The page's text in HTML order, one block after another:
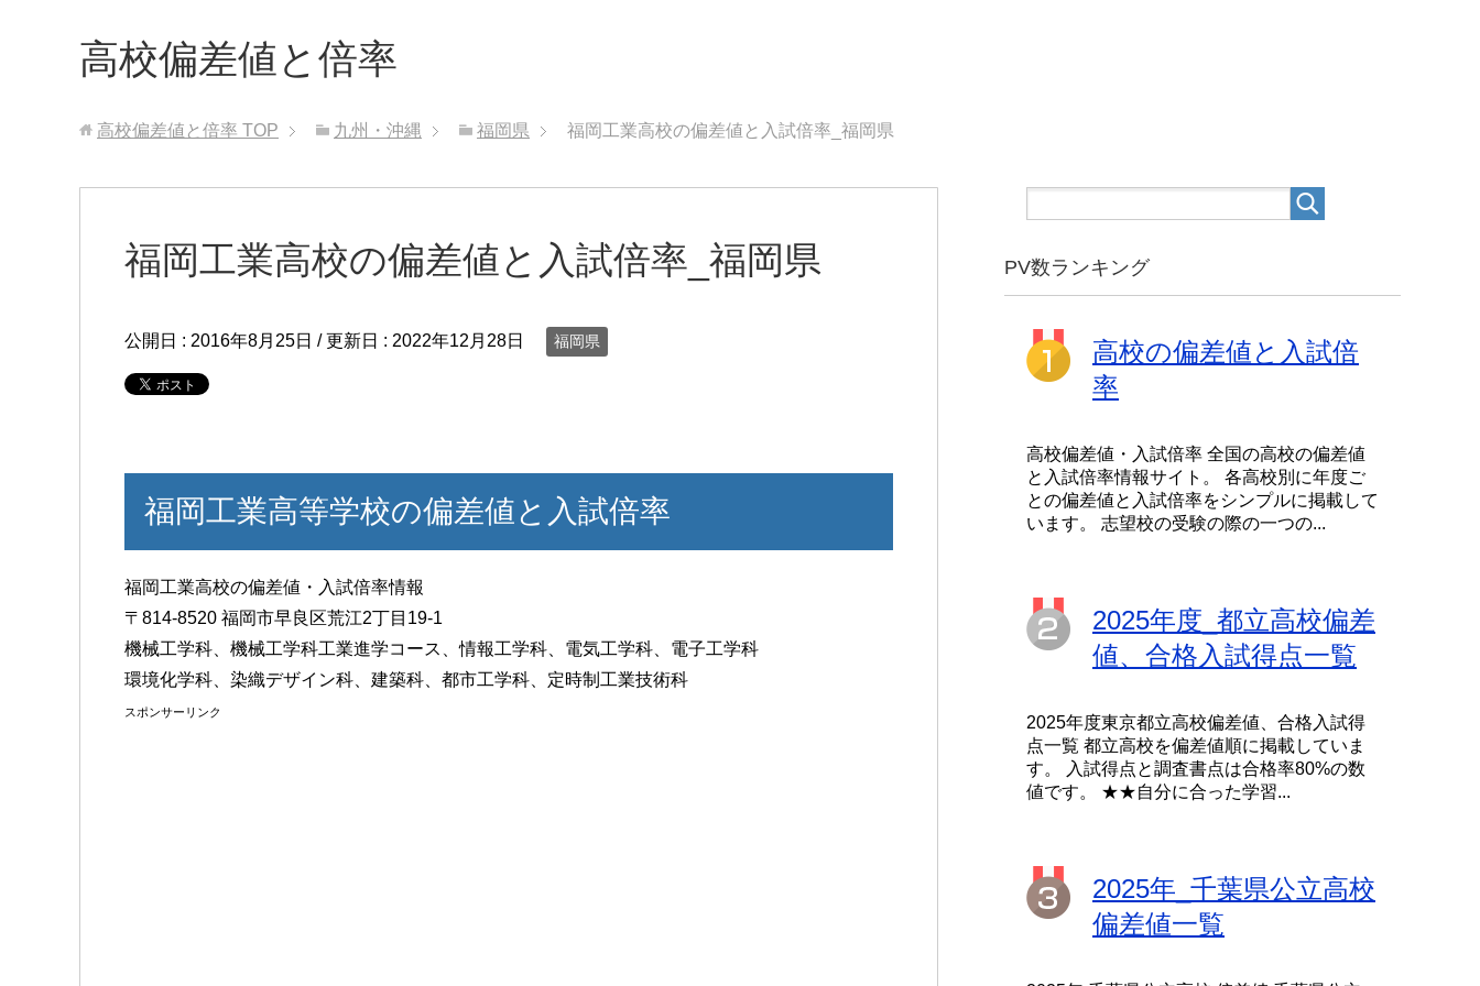
高校偏差値と倍率
高校偏差値と倍率 TOP 九州・沖縄 福岡県 福岡工業高校の偏差値と入試倍率_福岡県
福岡工業高校の偏差値と入試倍率_福岡県
公開日 : 2016年8月25日 / 更新日 : 2022年12月28日 福岡県
福岡工業高等学校の偏差値と入試倍率
福岡工業高校の偏差値・入試倍率情報
〒814-8520 福岡市早良区荒江2丁目19-1
機械工学科、機械工学科工業進学コース、情報工学科、電気工学科、電子工学科
環境化学科、染織デザイン科、建築科、都市工学科、定時制工業技術科
スポンサーリンク
PV数ランキング
高校の偏差値と入試倍
率
高校偏差値・入試倍率 全国の高校の偏差値
と入試倍率情報サイト。 各高校別に年度ご
との偏差値と入試倍率をシンプルに掲載して
います。 志望校の受験の際の一つの...
2025年度_都立高校偏差
値、合格入試得点一覧
2025年度東京都立高校偏差値、合格入試得
点一覧 都立高校を偏差値順に掲載していま
す。 入試得点と調査書点は合格率80%の数
値です。 ★★自分に合った学習...
2025年_千葉県公立高校
偏差値一覧